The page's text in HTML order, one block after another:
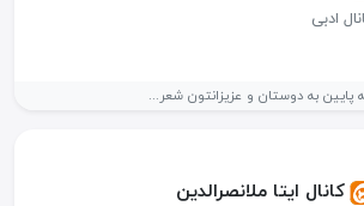
ادبی
به دوستان و عزیزانتون شعر...
کانال ایتا ملانصرالدین